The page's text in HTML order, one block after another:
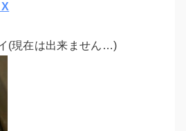
(現在は出来ません…)